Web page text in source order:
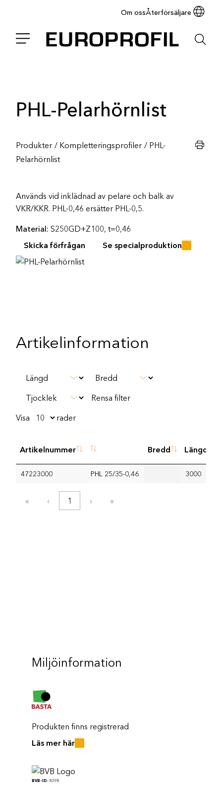
Om ossÅterförsäljare
PHL-Pelarhörnlist
Produkter / Kompletteringsprofiler / PHL-
Pelarhörnlist
Används vid inklädnad av pelare och balk av
VKR/KKR. PHL-0,46 ersätter PHL-0,5.
Material: S250GD+Z100, t=0,46
Skicka förfrågan
Se specialproduktion
Artikelinformation
Rensa filter
Visa
rader
Artikelnummer Bredd Längd
47223000 PHL 25/35-0,46 3000
« ‹ 1 › »
Miljöinformation
Produkten finns registrerad
Läs mer här
BVB-ID: 8298